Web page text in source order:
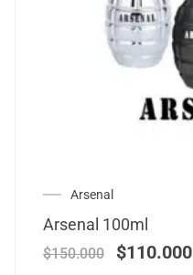
Arsenal
Arsenal 100ml
$150.000 $110.000